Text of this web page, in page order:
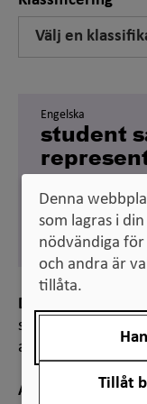
Välj en
Engelska
student
Svenska
Synonym:
Definition
student som
arbetsmiljöfrågor
Anmärkning
Denna
som lagras i
nödvändiga
och andra är
tillåta.
Tillåt